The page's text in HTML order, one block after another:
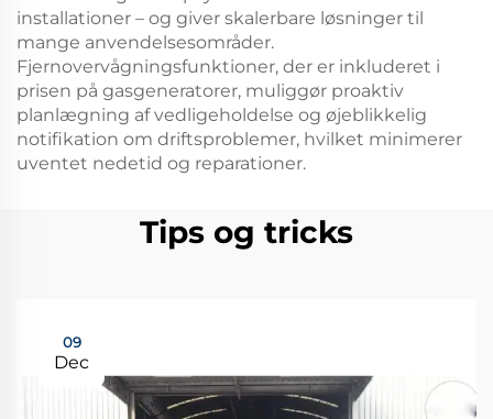
installationer – og giver skalerbare løsninger til
mange anvendelsesområder.
Fjernovervågningsfunktioner, der er inkluderet i
prisen på gasgeneratorer, muliggør proaktiv
planlægning af vedligeholdelse og øjeblikkelig
notifikation om driftsproblemer, hvilket minimerer
uventet nedetid og reparationer.
Tips og tricks
09
Dec